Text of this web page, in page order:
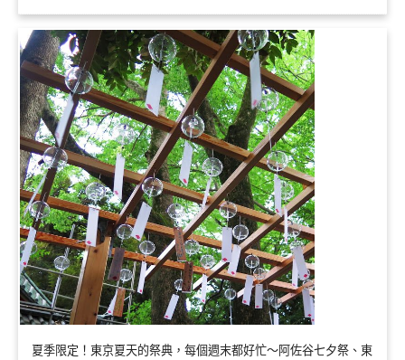
夏季限定！東京夏天的祭典，每個週末都好忙～阿佐谷七夕祭、東